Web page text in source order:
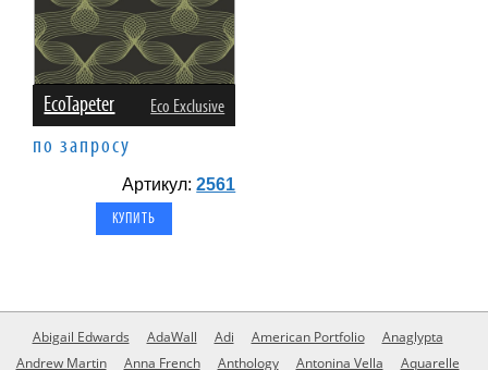
EcoTapeter Eco Exclusive
по запросу
Артикул:2561
Abigail Edwards AdaWall Adi American Portfolio
Anaglypta
Andrew Martin
Anna French Anthology Antonina Vella
Aquarelle